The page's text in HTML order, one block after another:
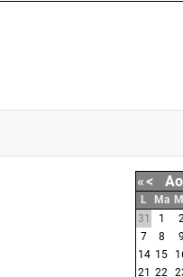
«<
L Ma
31
1
7
8 9
14 15
21
22